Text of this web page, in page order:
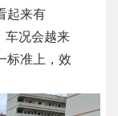
起来有
车况会越来
标准上，效